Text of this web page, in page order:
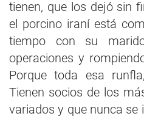
tienen, que los dejó sin
el porcino iraní está
tiempo con su
operaciones y
Porque toda esa
Tienen socios de los
variados y que nunca se